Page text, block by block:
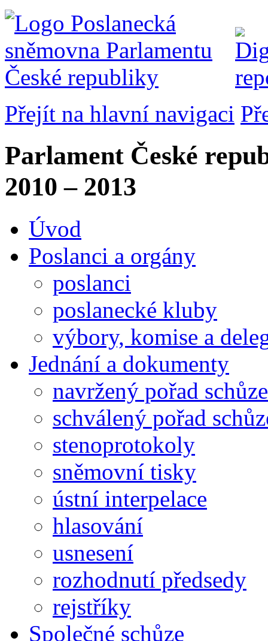
Přejít na hlavní navigaci
Parlament České
2010 – 2013
Úvod
Poslanci a orgány
poslanci
poslanecké kluby
výbory, komise a
Jednání a dokumenty
navržený pořad schůze
schválený pořad
stenoprotokoly
sněmovní tisky
ústní interpelace
hlasování
usnesení
rozhodnutí předsedy
rejstříky
Společné schůze